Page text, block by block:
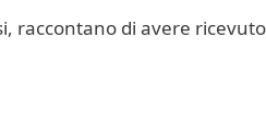
raccontano di avere